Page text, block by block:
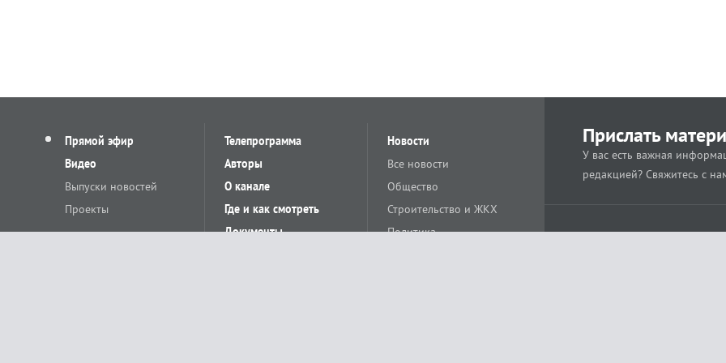
Прямой эфир
Видео
Выпуски новостей
Проекты
Телепрограмма
Авторы
О канале
Где и как смотреть
Документы
Новости
Все новости
Общество
Строительство и ЖКХ
Политика
Прислать
У вас есть важная
редакцией? Свяжитесь с